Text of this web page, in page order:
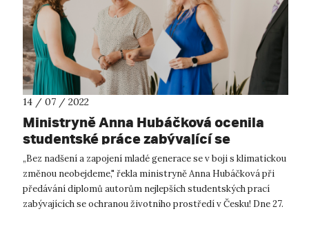
14 / 07 / 2022
Ministryně Anna Hubáčková ocenila
studentské práce zabývající se
ochranou životního prostředí
„Bez nadšení a zapojení mladé generace se v boji s klimatickou
změnou neobejdeme," řekla ministryně Anna Hubáčková při
předávání diplomů autorům nejlepších studentských prací
zabývajících se ochranou životního prostředí v Česku! Dne 27.